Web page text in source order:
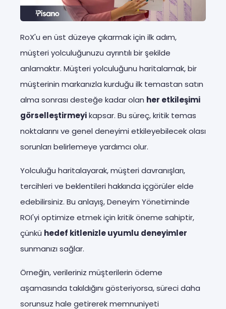
RoX'u en üst düzeye çıkarmak için ilk adım,
müşteri yolculuğunuzu ayrıntılı bir şekilde
anlamaktır. Müşteri yolculuğunu haritalamak, bir
müşterinin markanızla kurduğu ilk temastan satın
alma sonrası desteğe kadar olan her etkileşimi
görselleştirmeyikapsar. Bu süreç, kritik temas
noktalarını ve genel deneyimi etkileyebilecek olası
sorunları belirlemeye yardımcı olur.
Yolculuğu haritalayarak, müşteri davranışları,
tercihleri ve beklentileri hakkında içgörüler elde
edebilirsiniz. Bu anlayış, Deneyim Yönetiminde
ROI'yi optimize etmek için kritik öneme sahiptir,
çünkü hedef kitlenizle uyumlu deneyimler
sunmanızı sağlar.
Örneğin, verileriniz müşterilerin ödeme
aşamasında takıldığını gösteriyorsa, süreci daha
sorunsuz hale getirerek memnuniyeti